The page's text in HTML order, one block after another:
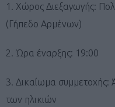
1. Χώρος Διεξαγωγής:
(Γήπεδο Αρμένων)
2. Ώρα έναρξης: 19:00
3. Δικαίωμα συμμετοχής:
των ηλικιών